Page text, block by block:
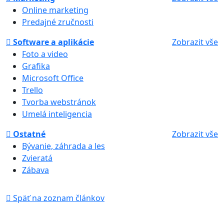
Online marketing
Predajné zručnosti
Software a aplikácie
Zobrazit vše
Foto a video
Grafika
Microsoft Office
Trello
Tvorba webstránok
Umelá inteligencia
Ostatné
Zobrazit vše
Bývanie, záhrada a les
Zvieratá
Zábava
Späť na zoznam článkov